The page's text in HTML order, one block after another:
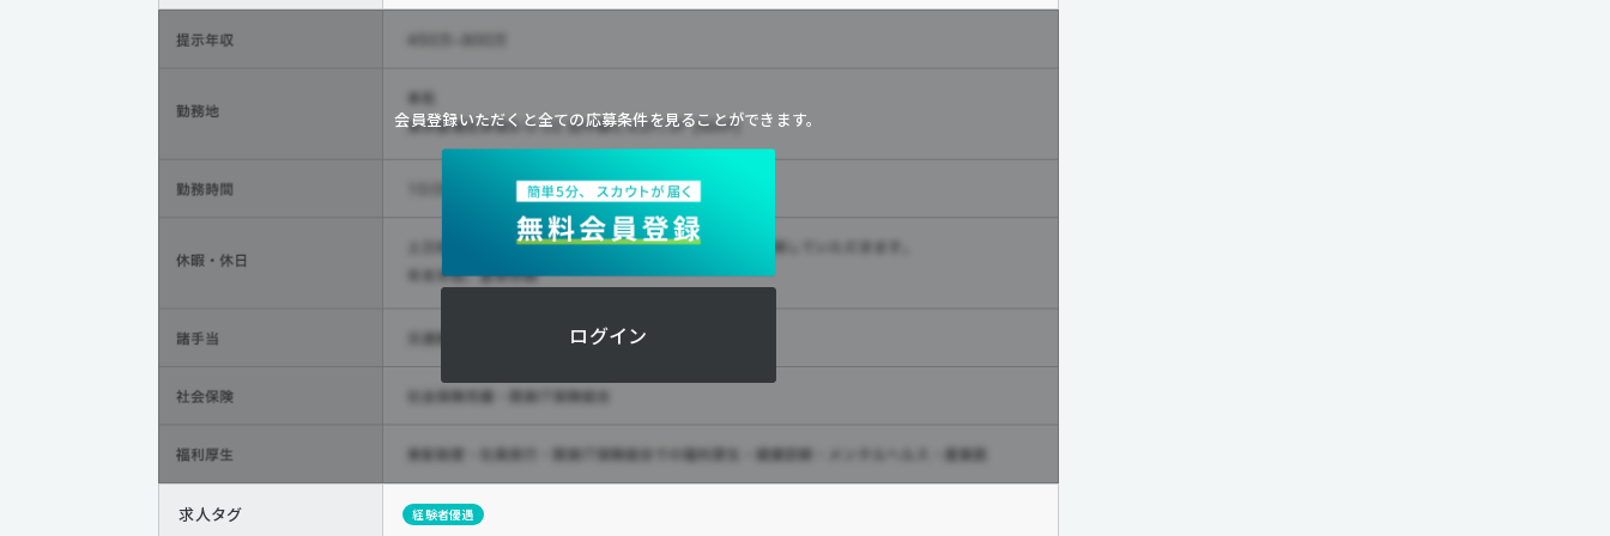
会員登録いただくと全ての応募条件を見ることができます。
ログイン
求人タグ 経験者優遇